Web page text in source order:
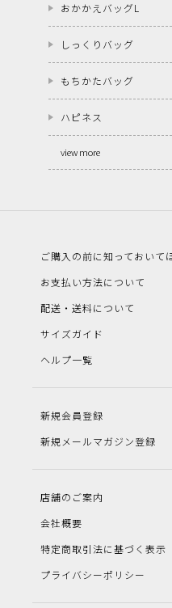
おかかえバッグL
しっくりバッグ
もちかたバッグ
ハピネス
view more
ご購入の前に知っておいて
お支払い方法について
配送・送料について
サイズガイド
ヘルプ一覧
新規会員登録
新規メールマガジン登録
店舗のご案内
会社概要
特定商取引法に基づく表示
プライバシーポリシー